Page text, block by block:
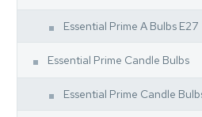
Essential Prime A Bulbs E27
Essential Prime Candle Bulbs
Essential Prime Candle